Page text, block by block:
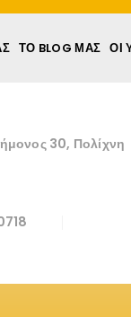
ΤΟ BLOG ΜΑΣ ΟΙ
30, Πολίχνη